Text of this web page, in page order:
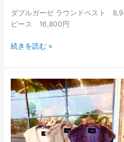
ダブルガーゼ ラウンドベスト
ピース 16,800円
続きを読む »
マ
ド
レ
ス